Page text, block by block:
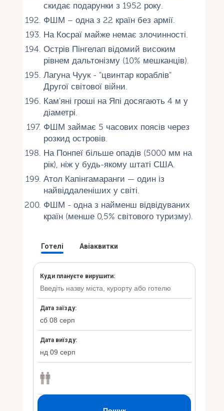
скидає подарунки з 1952 року.
ФШМ – одна з 22 країн без армії.
На Косраї майже немає злочинності.
Острів Пінгелап відомий високим
рівнем дальтонізму (10% мешканців).
Лагуна Чуук - "цвинтар кораблів"
Другої світової війни.
Кам'яні гроші на Япі досягають 4 м у
діаметрі.
ФШМ займає 5 часових поясів через
розкид островів.
На Понпеї більше опадів (5000 мм на
рік), ніж у будь-якому штаті США.
Атол Капінгамаранги — один із
найвіддаленіших у світі.
ФШМ - одна з найменш відвідуваних
країн (менше 0,5% світового туризму).